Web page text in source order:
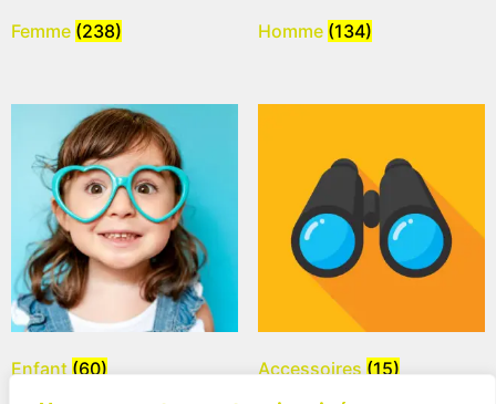
Femme (238) Homme (134)
Enfant (60) Accessoires (15)